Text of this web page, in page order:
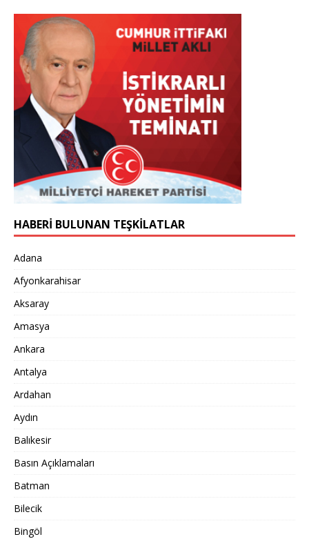
HABERİ BULUNAN TEŞKİLATLAR
Adana
Afyonkarahisar
Aksaray
Amasya
Ankara
Antalya
Ardahan
Aydın
Balıkesir
Basın Açıklamaları
Batman
Bilecik
Bingöl